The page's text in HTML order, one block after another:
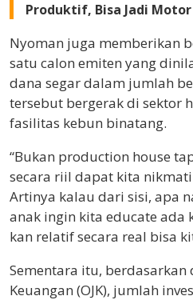
Produktif, Bisa Jadi
Nyoman juga memberikan
satu calon emiten yang
dana segar dalam jumlah
tersebut bergerak di sektor
fasilitas kebun binatang.
“Bukan production house
secara riil dapat kita
Artinya kalau dari sisi, apa
anak ingin kita educate ada
kan relatif secara real bisa
Sementara itu, berdasarkan
Keuangan (OJK), jumlah